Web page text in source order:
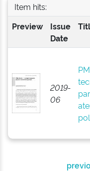
Item hits:
Preview
Issue
Date
2019-
06